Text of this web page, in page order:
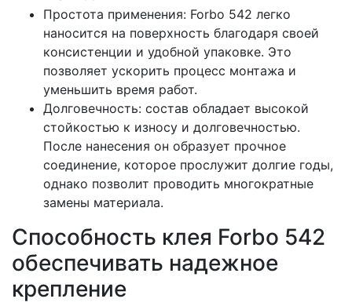
Простота применения: Forbo 542 легко
наносится на поверхность благодаря своей
консистенции и удобной упаковке. Это
позволяет ускорить процесс монтажа и
уменьшить время работ.
Долговечность: состав обладает высокой
стойкостью к износу и долговечностью.
После нанесения он образует прочное
соединение, которое прослужит долгие годы,
однако позволит проводить многократные
замены материала.
Способность клея Forbo 542
обеспечивать надежное
крепление